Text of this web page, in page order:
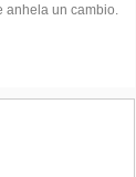
un cambio.